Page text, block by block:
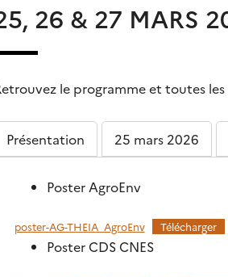
26 & 27 MARS
le programme et toutes les
Présentation 25 mars 2026
Poster AgroEnv
poster-AG-THEIA_AgroEnv Télécharger
Poster CDS CNES